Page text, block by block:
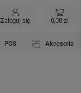
Zaloguj się 0,00 zł
POS Akcesoria